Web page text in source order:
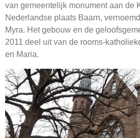
van gemeentelijk monument aan de
Nederlandse plaats Baarn,
Myra. Het gebouw en de
2011 deel uit van de rooms-
en Maria.